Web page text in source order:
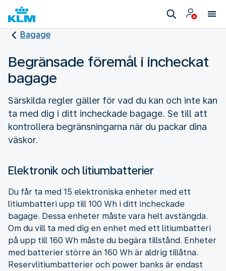
Bagage
Begränsade föremål i incheckat
bagage
Särskilda regler gäller för vad du kan och inte kan
ta med dig i ditt incheckade bagage. Se till att
kontrollera begränsningarna när du packar dina
väskor.
Elektronik och litiumbatterier
Du får ta med 15 elektroniska enheter med ett
litiumbatteri upp till 100 Wh i ditt incheckade
bagage. Dessa enheter måste vara helt avstängda.
Om du vill ta med dig en enhet med ett litiumbatteri
på upp till 160 Wh måste du begära tillstånd. Enheter
med batterier större än 160 Wh är aldrig tillåtna.
Reservlitiumbatterier och power banks är endast